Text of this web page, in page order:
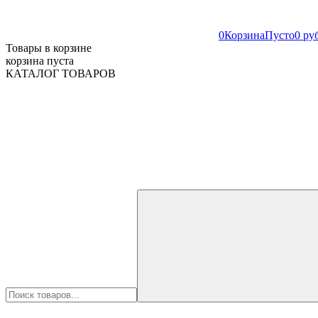
0КорзинаПусто0
Товары в корзине
корзина пуста
КАТАЛОГ ТОВАРОВ